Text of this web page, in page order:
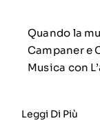
Quando la
Campaner e
Musica con
Leggi Di Più